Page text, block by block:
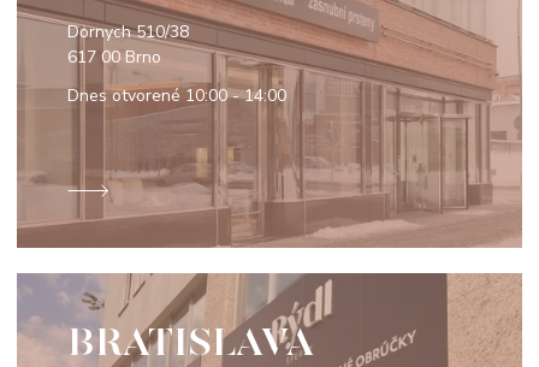
Dornych 510/38
617 00 Brno
Dnes otvorené 10:00 - 14:00
BRATISLAVA